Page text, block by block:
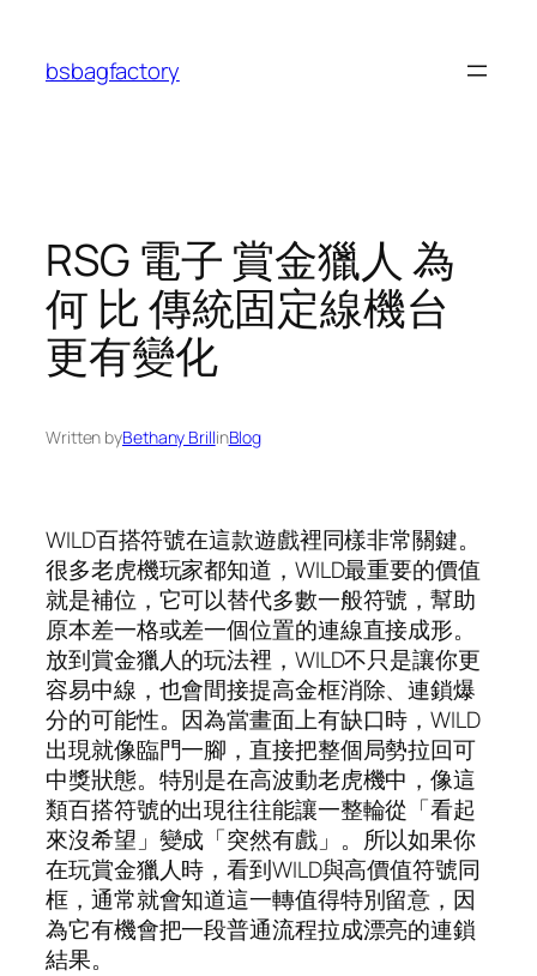
content
bsbagfactory
RSG 電子 賞金獵人 為
何 比 傳統固定線機台
更有變化
Written byBethany BrillinBlog
WILD百搭符號在這款遊戲裡同樣非常關鍵。
很多老虎機玩家都知道，WILD最重要的價值
就是補位，它可以替代多數一般符號，幫助
原本差一格或差一個位置的連線直接成形。
放到賞金獵人的玩法裡，WILD不只是讓你更
容易中線，也會間接提高金框消除、連鎖爆
分的可能性。因為當畫面上有缺口時，WILD
出現就像臨門一腳，直接把整個局勢拉回可
中獎狀態。特別是在高波動老虎機中，像這
類百搭符號的出現往往能讓一整輪從「看起
來沒希望」變成「突然有戲」。所以如果你
在玩賞金獵人時，看到WILD與高價值符號同
框，通常就會知道這一轉值得特別留意，因
為它有機會把一段普通流程拉成漂亮的連鎖
結果。